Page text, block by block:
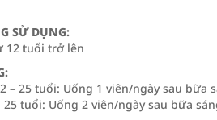
SỬ DỤNG:
12 tuổi trở lên
– 25 tuổi: Uống 1 viên/ngày sau bữa
tuổi: Uống 2 viên/ngày sau bữa